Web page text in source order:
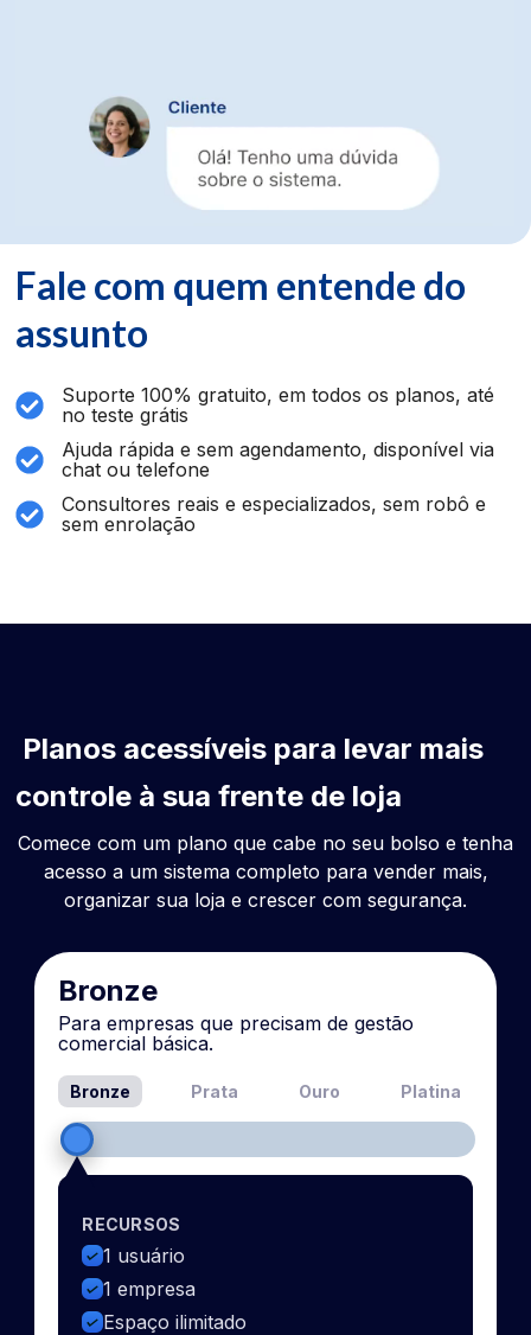
Fale com quem entende do
assunto
Suporte 100% gratuito, em todos os planos, até
no teste grátis
Ajuda rápida e sem agendamento, disponível via
chat ou telefone
Consultores reais e especializados, sem robô e
sem enrolação
Planos acessíveis para levar mais
controle à sua frente de loja
Comece com um plano que cabe no seu bolso e tenha
acesso a um sistema completo para vender mais,
organizar sua loja e crescer com segurança.
Bronze
Para empresas que precisam de gestão
comercial básica.
Bronze Prata Ouro Platina
RECURSOS
1 usuário
1 empresa
Espaço ilimitado